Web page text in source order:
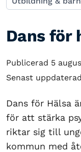
Dans för
Publicerad 5
Senast
Dans för Hälsa
för att stärka
riktar sig till
kommun med